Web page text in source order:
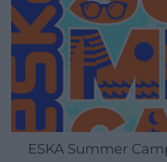
ESKA Summer